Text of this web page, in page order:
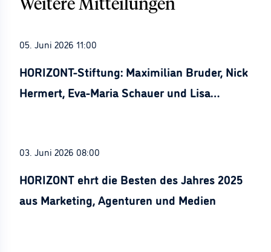
Weitere Mitteilungen
05. Juni 2026 11:00
HORIZONT-Stiftung: Maximilian Bruder, Nick
Hermert, Eva-Maria Schauer und Lisa
03. Juni 2026 08:00
HORIZONT ehrt die Besten des Jahres 2025
aus Marketing, Agenturen und Medien